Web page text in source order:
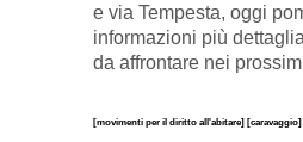
e via Tempesta, oggi
informazioni più
da affrontare nei
[movimenti per il diritto all'abitare] [caravaggio]